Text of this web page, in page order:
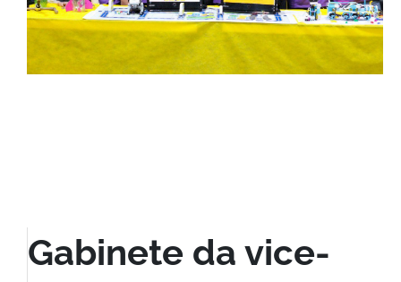
Gabinete da vice-